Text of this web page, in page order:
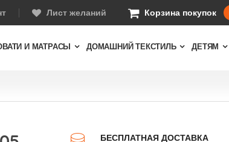
Лист желаний Корзина покупок
И МАТРАСЫ ДОМАШНИЙ ТЕКСТИЛЬ ДЕТЯМ
БЕСПЛАТНАЯ ДОСТАВКА